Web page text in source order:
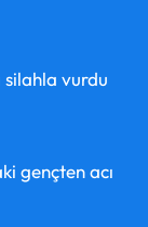
silahla vurdu
gençten acı